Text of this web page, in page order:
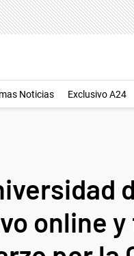
Noticias Exclusivo A24
online